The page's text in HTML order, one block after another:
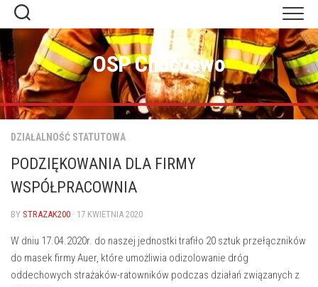
Skip
content
OSP Choczewo
DZIAŁALNOŚĆ STATUTOWA
PODZIĘKOWANIA DLA FIRMY
WSPÓŁPRACOWNIA
BY STRAZAK200 · 17 KWIETNIA 2020
W dniu 17.04.2020r. do naszej jednostki trafiło 20 sztuk przełączników
do masek firmy Auer, które umożliwia odizolowanie dróg
oddechowych strażaków-ratowników podczas działań związanych z